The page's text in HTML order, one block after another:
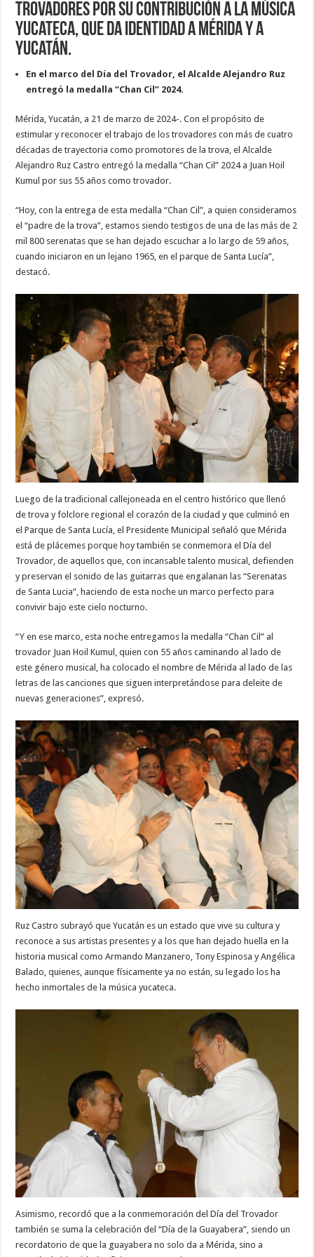
trovadores por su contribución a la música
yucateca, que da identidad a Mérida y a
Yucatán.
En el marco del Día del Trovador, el Alcalde Alejandro Ruz
entregó la medalla “Chan Cil” 2024.
Mérida, Yucatán, a 21 de marzo de 2024-. Con el propósito de
estimular y reconocer el trabajo de los trovadores con más de cuatro
décadas de trayectoria como promotores de la trova, el Alcalde
Alejandro Ruz Castro entregó la medalla “Chan Cil” 2024 a Juan Hoil
Kumul por sus 55 años como trovador.
“Hoy, con la entrega de esta medalla “Chan Cil”, a quien consideramos
el “padre de la trova”, estamos siendo testigos de una de las más de 2
mil 800 serenatas que se han dejado escuchar a lo largo de 59 años,
cuando iniciaron en un lejano 1965, en el parque de Santa Lucía”,
destacó.
Luego de la tradicional callejoneada en el centro histórico que llenó
de trova y folclore regional el corazón de la ciudad y que culminó en
el Parque de Santa Lucía, el Presidente Municipal señaló que Mérida
está de plácemes porque hoy también se conmemora el Día del
Trovador, de aquellos que, con incansable talento musical, defienden
y preservan el sonido de las guitarras que engalanan las “Serenatas
de Santa Lucia”, haciendo de esta noche un marco perfecto para
convivir bajo este cielo nocturno.
“Y en ese marco, esta noche entregamos la medalla “Chan Cil” al
trovador Juan Hoil Kumul, quien con 55 años caminando al lado de
este género musical, ha colocado el nombre de Mérida al lado de las
letras de las canciones que siguen interpretándose para deleite de
nuevas generaciones”, expresó.
Ruz Castro subrayó que Yucatán es un estado que vive su cultura y
reconoce a sus artistas presentes y a los que han dejado huella en la
historia musical como Armando Manzanero, Tony Espinosa y Angélica
Balado, quienes, aunque físicamente ya no están, su legado los ha
hecho inmortales de la música yucateca.
Asimismo, recordó que a la conmemoración del Día del Trovador
también se suma la celebración del “Día de la Guayabera”, siendo un
recordatorio de que la guayabera no solo da a Mérida, sino a